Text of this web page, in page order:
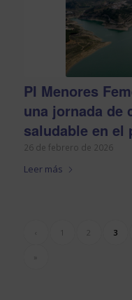
PI Menores
una jornada de
saludable en el
26 de febrero de 2026
Leer más
1 2 3